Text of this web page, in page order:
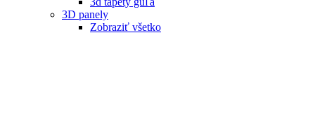
3D panely
Zobraziť všetko